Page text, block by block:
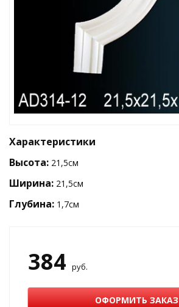
Характеристики
Высота: 21,5см
Ширина: 21,5см
Глубина: 1,7см
384 руб.
ОФОРМИТЬ ЗАКАЗ